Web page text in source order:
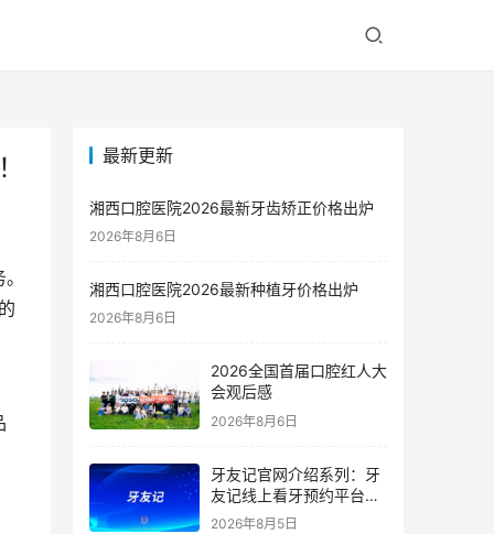
最新更新
湘西口腔医院2026最新牙齿矫正价格出炉
2026年8月6日
湘西口腔医院2026最新种植牙价格出炉
2026年8月6日
2026全国首届口腔红人大
会观后感
2026年8月6日
牙友记官网介绍系列：牙
友记线上看牙预约平台是
干什么的？靠谱吗？
2026年8月5日